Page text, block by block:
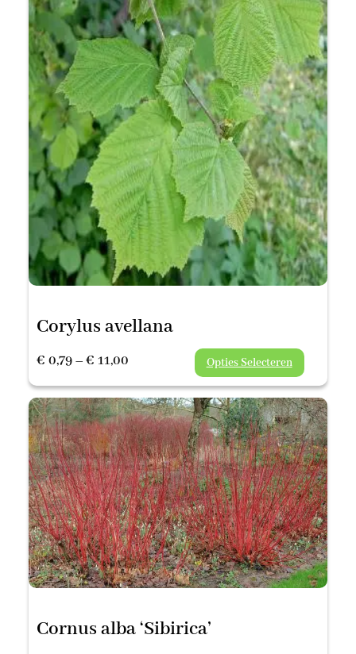
Corylus avellana
€ 0,79–€ 11,00
€ 0,79
tot
€ 11,00
Opties Selecteren
Cornus alba ‘Sibirica’